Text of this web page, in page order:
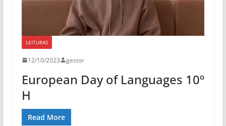
LEITURAS
12/10/2023 gestor
European Day of Languages 10º
H
Read More